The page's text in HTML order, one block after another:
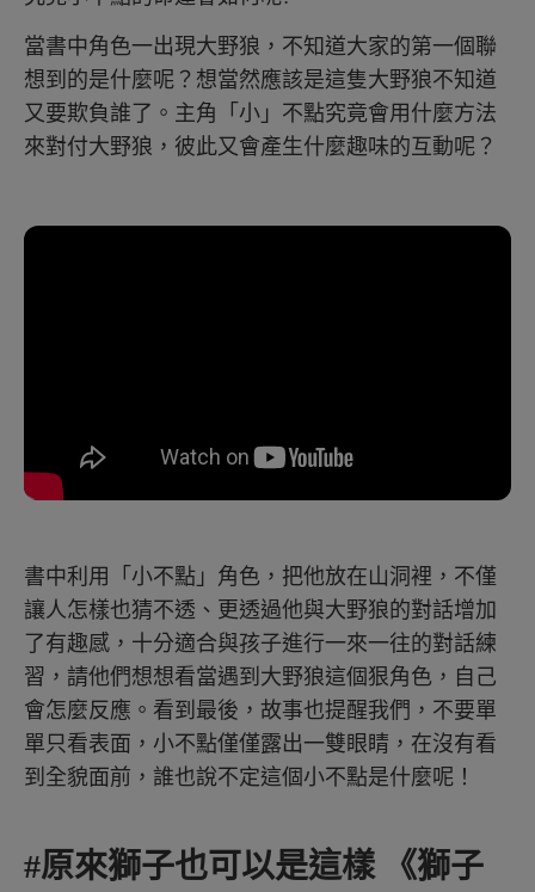
當書中角色一出現大野狼，不知道大家的第一個聯
想到的是什麼呢？想當然應該是這隻大野狼不知道
又要欺負誰了。主角「小」不點究竟會用什麼方法
來對付大野狼，彼此又會產生什麼趣味的互動呢？
書中利用「小不點」角色，把他放在山洞裡，不僅
讓人怎樣也猜不透、更透過他與大野狼的對話增加
了有趣感，十分適合與孩子進行一來一往的對話練
習，請他們想想看當遇到大野狼這個狠角色，自己
會怎麼反應。看到最後，故事也提醒我們，不要單
單只看表面，小不點僅僅露出一雙眼睛，在沒有看
到全貌面前，誰也說不定這個小不點是什麼呢！
#原來獅子也可以是這樣 《獅子